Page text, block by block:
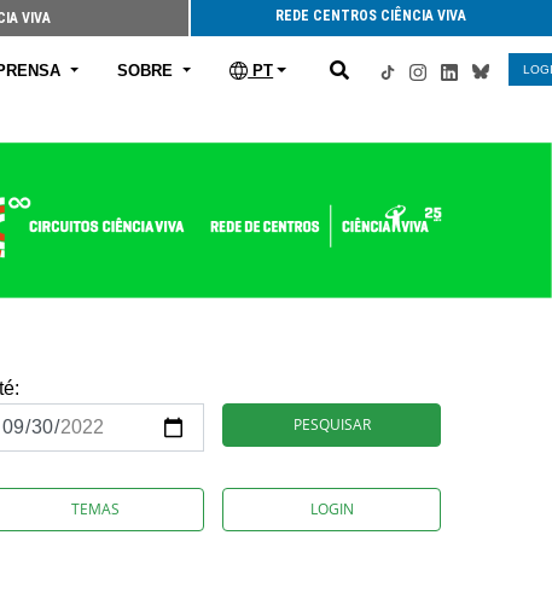
VIVA REDE CENTROS CIÊNCIA VIVA
SOBRE PT
PESQUISAR
TEMAS LOGIN